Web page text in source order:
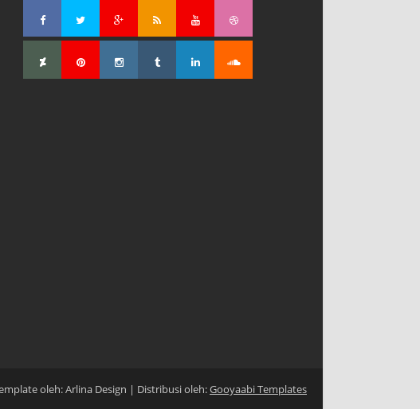
oleh:Arlina Design | Distribusi oleh:Gooyaabi Templates